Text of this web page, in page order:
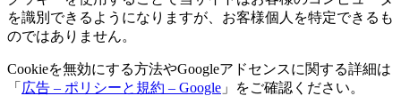
を識別できるようになりますが、お客様個人を特定できるも
のではありません。
Cookieを無効にする方法やGoogleアドセンスに関する詳細は
「 広告 – ポリシーと規約 – Google 」をご確認ください。